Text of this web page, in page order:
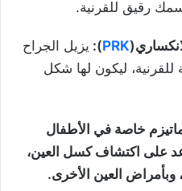
رقيق للقرنية.
PRK
): يزيل الجراح
ليكون لها شكل
خاصة في الأطفال
على اكتشاف كسل العين،
وبأمراض العين الأخرى.